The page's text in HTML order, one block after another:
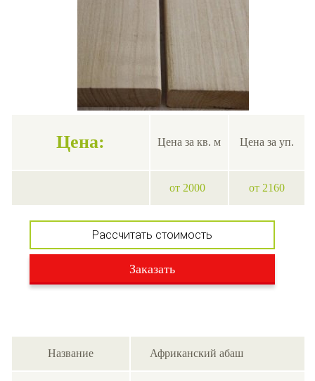
Цена: Цена за кв. м Цена за уп.
от 2000 от 2160
Рассчитать стоимость
Заказать
Название Африканский абаш